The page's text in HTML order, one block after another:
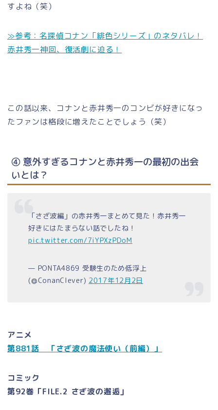
すよね（笑）
≫参考：名探偵コナン「緋色シリーズ」のネタバレ！
赤井秀一神回、復活劇に迫る！
この話以来、コナンと赤井秀一のコンビが好きになっ
たファンは格段に増えたことでしょう（笑）
④ 意外すぎるコナンと赤井秀一の最初の出会
いとは？
「さざ波編」の赤井秀一まとめて見た！赤井秀一
好きにはたまらない話でしたね！
pic.twitter.com/7iYPXzPDoM
— PONTA4869 受験生のため低浮上
(@ConanClever) 2017年12月2日
アニメ
第881話 「さざ波の魔法使い（前編）」
コミック
第92巻「FILE.2 さざ波の邂逅」